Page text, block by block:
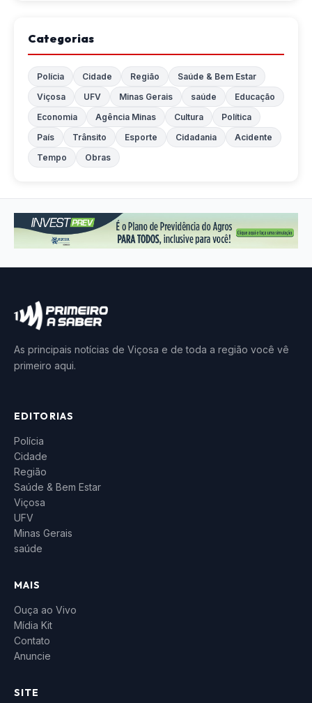
Categorias
Polícia Cidade Região
Saúde & Bem Estar
Viçosa
UFV Minas Gerais saúde
Educação
Economia
Agência Minas Cultura
Política
País
Trânsito Esporte Cidadania
Acidente
Tempo
Obras
As principais notícias de Viçosa e de toda a região você vê
primeiro aqui.
EDITORIAS
Polícia
Cidade
Região
Saúde & Bem Estar
Viçosa
UFV
Minas Gerais
saúde
MAIS
Ouça ao Vivo
Mídia Kit
Contato
Anuncie
SITE